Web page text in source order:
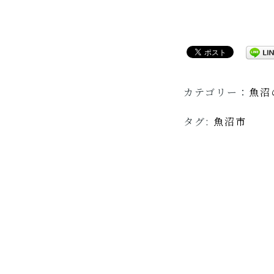
カテゴリー： 魚
タグ: 魚沼市